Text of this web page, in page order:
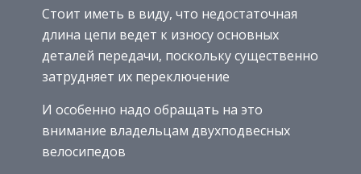
Стоит иметь в виду, что недостаточная
длина цепи ведет к износу основных
деталей передачи, поскольку существенно
затрудняет их переключение
И особенно надо обращать на это
внимание владельцам двухподвесных
велосипедов